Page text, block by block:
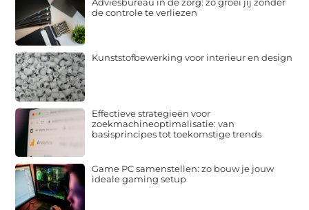
de controle te verliezen
Kunststofbewerking voor interieur en design
Effectieve strategieën voor
zoekmachineoptimalisatie: van
basisprincipes tot toekomstige trends
Game PC samenstellen: zo bouw je jouw
ideale gaming setup